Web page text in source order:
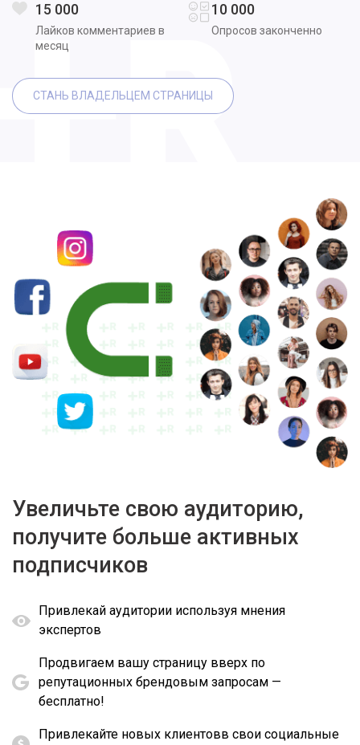
15 000
Лайков комментариев в
месяц
10 000
Опросов законченно
СТАНЬ ВЛАДЕЛЬЦЕМ СТРАНИЦЫ
Увеличьте свою аудиторию,
получите больше активных
подписчиков
Привлекай аудитории используя мнения
экспертов
Продвигаем вашу страницу вверх по
репутационных брендовым запросам —
бесплатно!
Привлекайте новых клиентовв свои социальные